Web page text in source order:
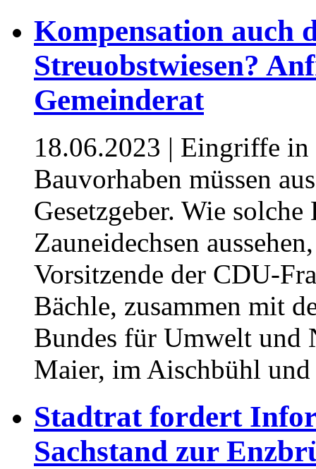
Kompensation auch
Streuobstwiesen?
Gemeinderat
18.06.2023 | Eingriffe in
Bauvorhaben müssen
Gesetzgeber. Wie
Zauneidechsen
Vorsitzende der CDU-
Bächle, zusammen mit
Bundes für Umwelt und
Maier, im Aischbühl
Stadtrat fordert
Sachstand zur